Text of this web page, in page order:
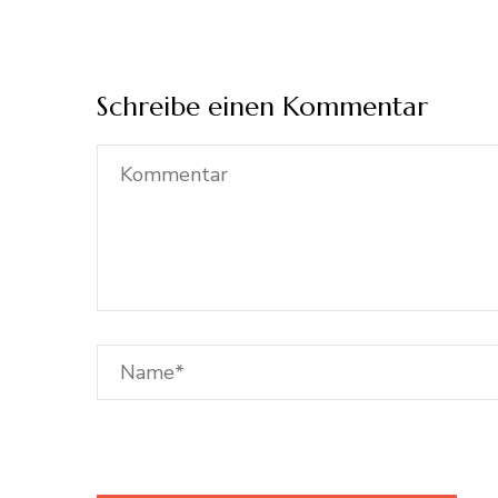
Schreibe einen Kommentar